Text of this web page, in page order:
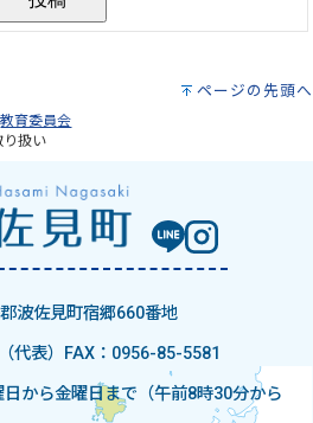
ページの先頭へ
教育委員会
り扱い
波佐見町宿郷660番地
代表）
FAX：0956-85-5581
から金曜日まで（午前8時30分から